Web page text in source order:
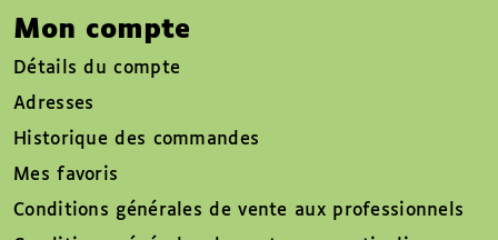
Mon compte
Détails du compte
Adresses
Historique des commandes
Mes favoris
Conditions générales de vente aux professionnels